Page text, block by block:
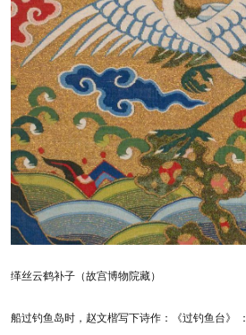
缂丝云鹤补子（故宫博物院藏）
船过钓鱼岛时，赵文楷写下诗作：《过钓鱼台》 ：